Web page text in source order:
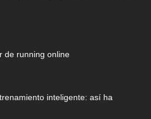
de running online
inteligente: así ha